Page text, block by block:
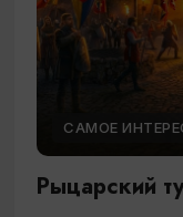
САМОЕ
Рыцарский